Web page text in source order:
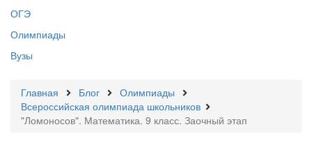
ОГЭ
Олимпиады
Вузы
Главная Блог
Олимпиады
Всероссийская олимпиада школьников
"Ломоносов". Математика. 9 класс. Заочный этап